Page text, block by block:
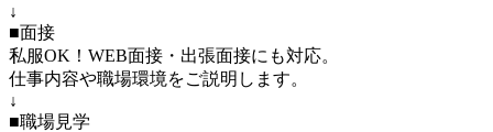
↓
■面接
私服OK！WEB面接・出張面接にも対応。
仕事内容や職場環境をご説明します。
↓
■職場見学